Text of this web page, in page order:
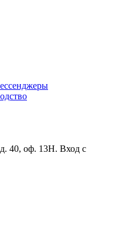
40, оф. 13Н. Вход с